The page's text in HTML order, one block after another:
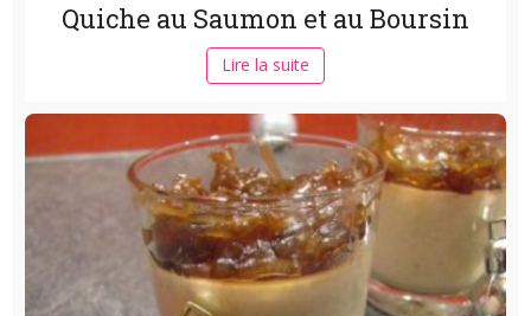
Quiche au Saumon et au Boursin
Lire la suite